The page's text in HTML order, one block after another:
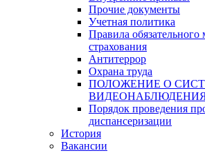
Прочие документы
Учетная политика
Правила обязательного
страхования
Антитеррор
Охрана труда
ПОЛОЖЕНИЕ О
Порядок проведения
диспансеризации
История
Вакансии